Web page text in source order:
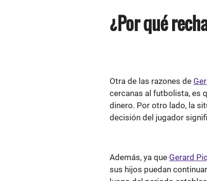
¿Por qué
Otra de las razones de
cercanas al futbolista, es
dinero. Por otro lado, la
decisión del jugador
Además, ya que Gerard
sus hijos puedan